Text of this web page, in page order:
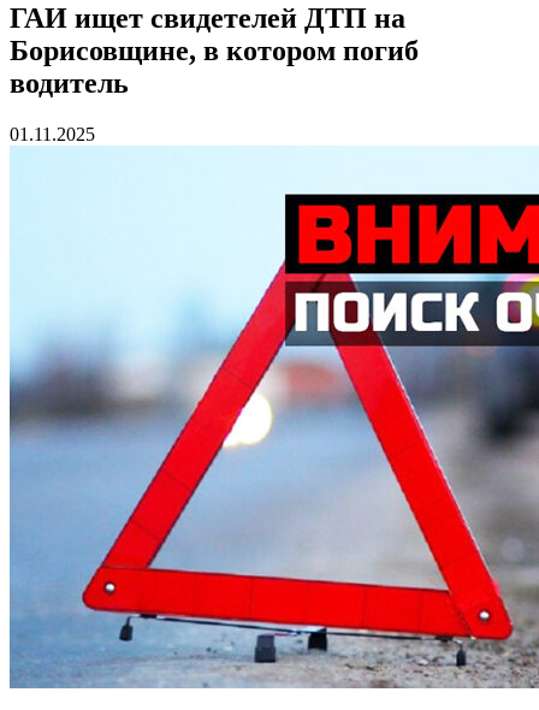
ГАИ ищет свидетелей ДТП на
Борисовщине, в котором погиб
водитель
01.11.2025